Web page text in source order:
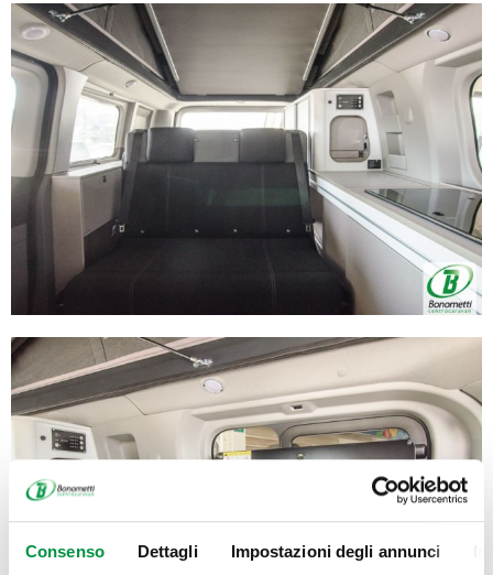
Consenso Dettagli Impostazioni degli annunci